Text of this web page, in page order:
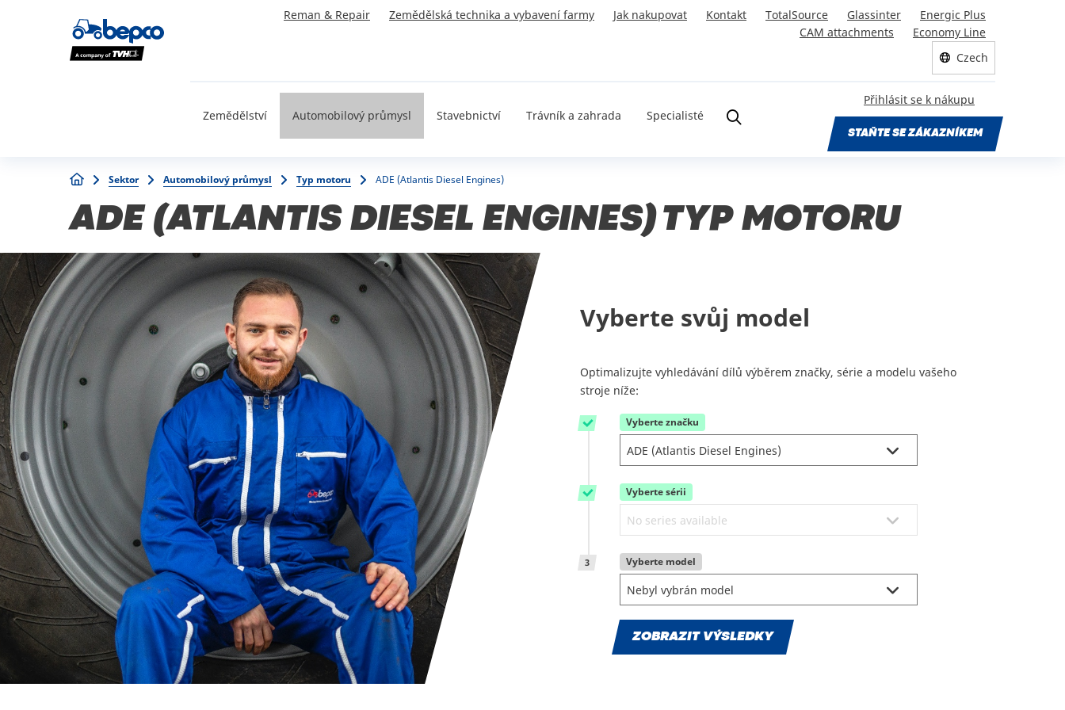
Reman & Repair Zemědělská technika a vybavení farmy Jak nakupovat Kontakt TotalSource Glassinter
Energic Plus
CAM attachments
Economy Line
Czech
Zemědělství Automobilový průmysl Stavebnictví Trávník a zahrada Specialisté
Přihlásit se k nákupu
STAŇTE SE ZÁKAZNÍKEM
Breadcrumb
Sektor Automobilový průmysl Typ motoru ADE (Atlantis Diesel Engines)
ADE (ATLANTIS DIESEL ENGINES) TYP MOTORU
Vyberte svůj model
Optimalizujte vyhledávání dílů výběrem značky, série a modelu vašeho
stroje níže:
1 Vyberte značku
2 Vyberte sérii
3 Vyberte model